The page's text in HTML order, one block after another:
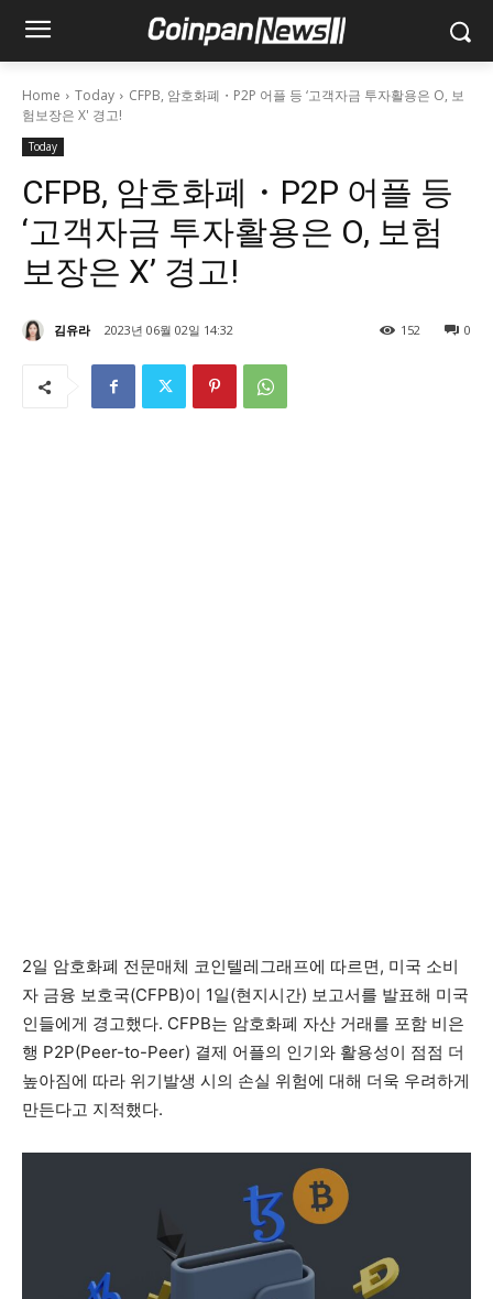
Home Today
CFPB, 암호화폐・P2P 어플 등 ‘고객자금 투자활용은 O, 보
험보장은 X' 경고!
Today
CFPB, 암호화폐・P2P 어플 등
‘고객자금 투자활용은 O, 보험
보장은 X’ 경고!
김유라 2023년 06월 02일 14:32 0
152
2일 암호화폐 전문매체 코인텔레그래프에 따르면, 미국 소비
자 금융 보호국(CFPB)이 1일(현지시간) 보고서를 발표해 미국
인들에게 경고했다. CFPB는 암호화폐 자산 거래를 포함 비은
행 P2P(Peer-to-Peer) 결제 어플의 인기와 활용성이 점점 더
높아짐에 따라 위기발생 시의 손실 위험에 대해 더욱 우려하게
만든다고 지적했다.